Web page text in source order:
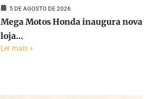
5 DE AGOSTO DE 2026
Mega Motos Honda inaugura nova
loja...
Ler mais »